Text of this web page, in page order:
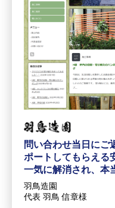
問い合わせ当日にご
ポートしてもらえる
一気に解消され、本
羽鳥造園
代表 羽鳥 信章様